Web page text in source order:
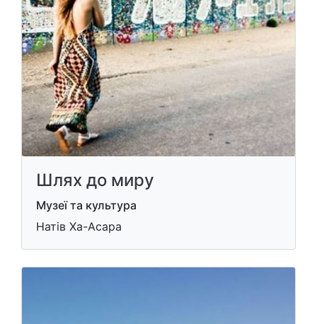
Шлях до миру
Музеї та культура
Натів Ха-Асара